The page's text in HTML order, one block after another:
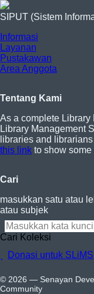
SIPUT (Sistem
Informasi
Layanan
Pustakawan
Area Anggota
Tentang Kami
As a complete Library
Library Management
libraries and
this link to show
Cari
masukkan satu atau
atau subjek
Cari Koleksi
Donasi untuk SLiMS
© 2026 — Senayan
Community